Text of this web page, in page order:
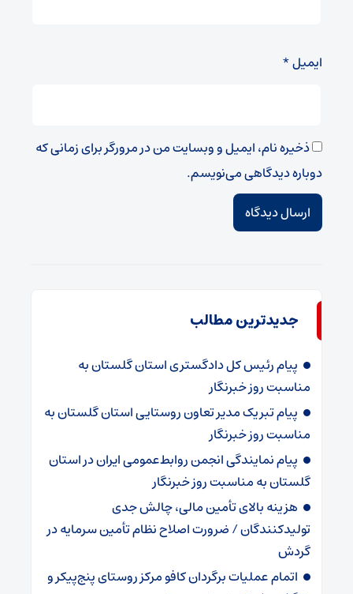
ایمیل*
ذخیره نام، ایمیل و وبسایت من در مرورگر برای زمانی که
دوباره دیدگاهی می‌نویسم.
جدیدترین مطالب
پیام رئیس کل دادگستری استان گلستان به
مناسبت روز خبرنگار
پیام تبریک مدیر تعاون روستایی استان گلستان به
مناسبت روز خبرنگار
پیام نمایندگی انجمن روابط‌عمومی ایران در استان
گلستان به مناسبت روز خبرنگار
هزینه بالای تأمین مالی، چالش جدی
تولیدکنندگان / ضرورت اصلاح نظام تأمین سرمایه در
گردش
اتمام عملیات برگردان کافو مرکز روستای پنج‌پیکر و